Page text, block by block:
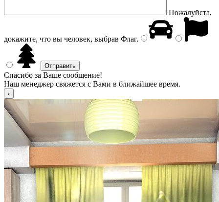
Пожалуйста,
докажите, что вы человек, выбрав Флаг.
Спасибо за Ваше сообщение!
Наш менеджер свяжется с Вами в ближайшее время.